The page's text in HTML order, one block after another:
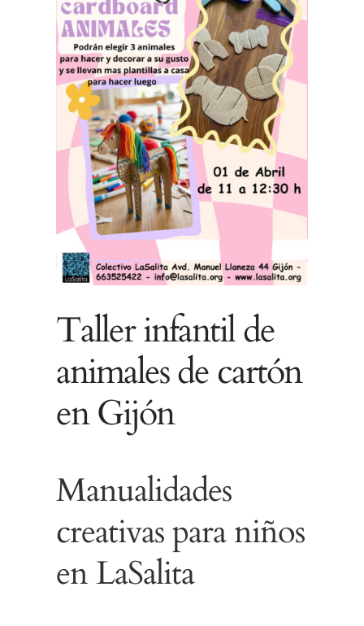
Taller infantil de
animales de cartón
en Gijón
Manualidades
creativas para niños
en LaSalita
Necesarias
Estas
cookies no
son
opcionales.
Son
necesarias
funcione la
web.
funcionalidad
y estructura
de la web, en